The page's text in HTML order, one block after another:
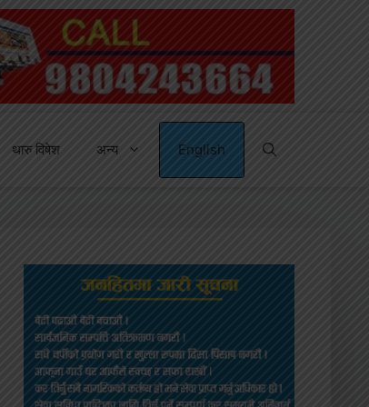
थारु विषेश अन्य English